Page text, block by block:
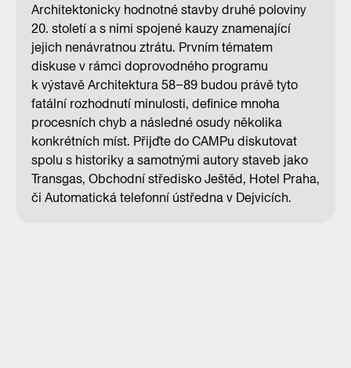
Architektonicky hodnotné stavby druhé poloviny
20. století a s nimi spojené kauzy znamenající
jejich nenávratnou ztrátu. Prvním tématem
diskuse v rámci doprovodného programu
k výstavě Architektura 58–89 budou právě tyto
fatální rozhodnutí minulosti, definice mnoha
procesních chyb a následné osudy několika
konkrétních míst. Přijďte do CAMPu diskutovat
spolu s historiky a samotnými autory staveb jako
Transgas, Obchodní středisko Ještěd, Hotel Praha,
či Automatická telefonní ústředna v Dejvicích.